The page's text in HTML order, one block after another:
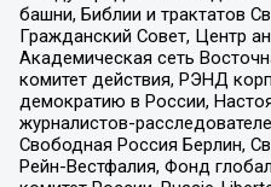
башни, Библии и трактатов
Гражданский Совет, Центр
Академическая сеть
комитет действия, РЭНД
демократию в России,
журналистов-
Свободная Россия Берлин,
Рейн-Вестфалия, Фонд